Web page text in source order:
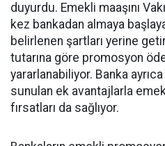
duyurdu. Emekli maaşını
kez bankadan almaya
belirlenen şartları yerine
tutarına göre promosyon
yararlanabiliyor. Banka
sunulan ek avantajlarla
fırsatları da sağlıyor.